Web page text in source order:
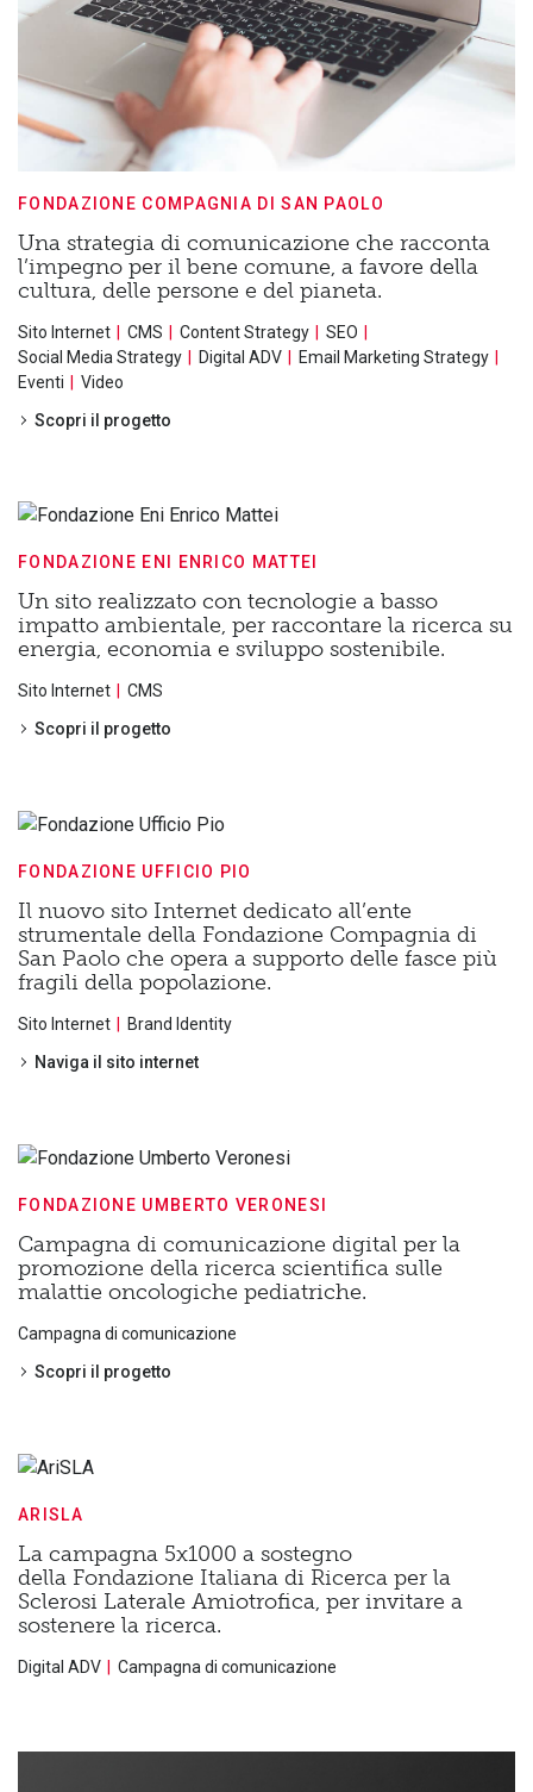
FONDAZIONE COMPAGNIA DI SAN PAOLO
Una strategia di comunicazione che racconta
l’impegno per il bene comune, a favore della
cultura, delle persone e del pianeta.
Sito Internet CMS Content Strategy
SEO
Social Media Strategy
Digital ADV
Email Marketing Strategy
Eventi
Video
Scopri il progetto
FONDAZIONE ENI ENRICO MATTEI
Un sito realizzato con tecnologie a basso
impatto ambientale, per raccontare la ricerca su
energia, economia e sviluppo sostenibile.
Sito Internet
CMS
Scopri il progetto
FONDAZIONE UFFICIO PIO
Il nuovo sito Internet dedicato all’ente
strumentale della Fondazione Compagnia di
San Paolo che opera a supporto delle fasce più
fragili della popolazione.
Sito Internet
Brand Identity
Naviga il sito internet
FONDAZIONE UMBERTO VERONESI
Campagna di comunicazione digital per la
promozione della ricerca scientifica sulle
malattie oncologiche pediatriche.
Campagna di comunicazione
Scopri il progetto
ARISLA
La campagna 5x1000 a sostegno
della Fondazione Italiana di Ricerca per la
Sclerosi Laterale Amiotrofica, per invitare a
sostenere la ricerca.
Digital ADV Campagna di comunicazione